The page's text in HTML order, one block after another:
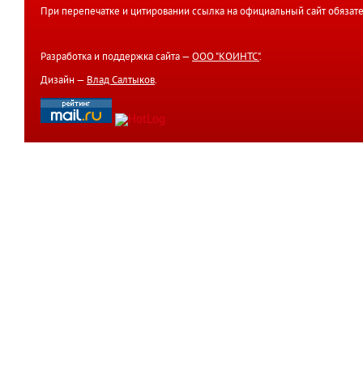
При перепечатке и цитировании ссылка на официальный сайт
Разработка и поддержка сайта — ООО "КОИНТС".
Дизайн — Влад Салтыков.